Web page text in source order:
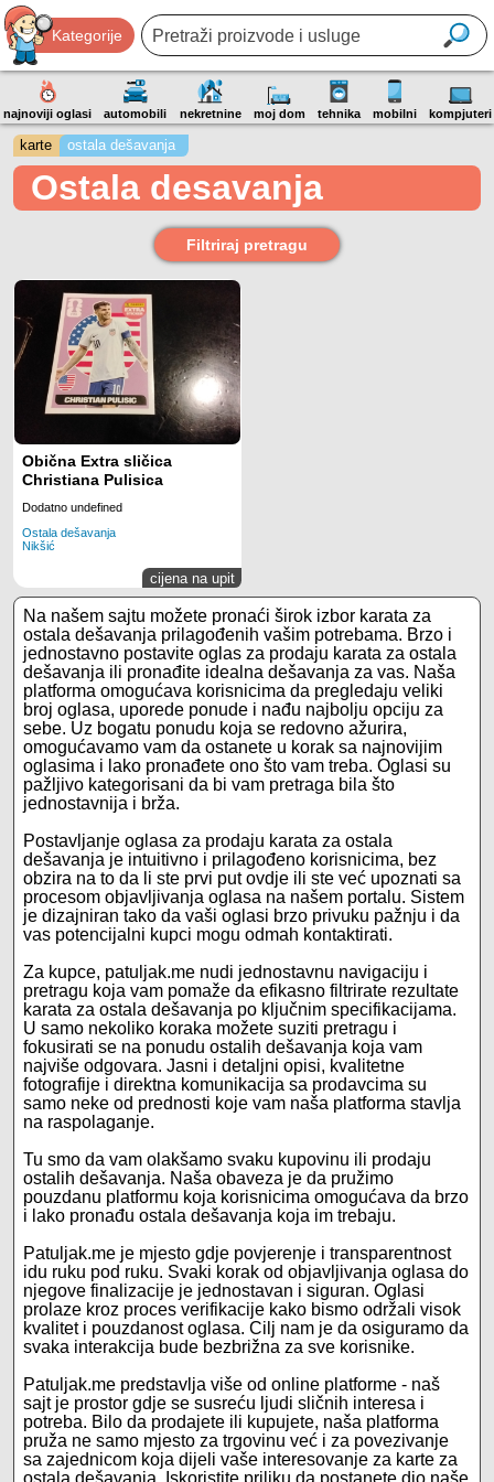
Kategorije
najnoviji oglasi automobili nekretnine moj dom tehnika mobilni kompjuteri
karte ostala dešavanja
Ostala desavanja
Filtriraj pretragu
Obična Extra sličica
Christiana Pulisica
Dodatno undefined
Ostala dešavanja
Nikšić
cijena na upit
Na našem sajtu možete pronaći širok izbor karata za
ostala dešavanja prilagođenih vašim potrebama. Brzo i
jednostavno postavite oglas za prodaju karata za ostala
dešavanja ili pronađite idealna dešavanja za vas. Naša
platforma omogućava korisnicima da pregledaju veliki
broj oglasa, uporede ponude i nađu najbolju opciju za
sebe. Uz bogatu ponudu koja se redovno ažurira,
omogućavamo vam da ostanete u korak sa najnovijim
oglasima i lako pronađete ono što vam treba. Oglasi su
pažljivo kategorisani da bi vam pretraga bila što
jednostavnija i brža.
Postavljanje oglasa za prodaju karata za ostala
dešavanja je intuitivno i prilagođeno korisnicima, bez
obzira na to da li ste prvi put ovdje ili ste već upoznati sa
procesom objavljivanja oglasa na našem portalu. Sistem
je dizajniran tako da vaši oglasi brzo privuku pažnju i da
vas potencijalni kupci mogu odmah kontaktirati.
Za kupce, patuljak.me nudi jednostavnu navigaciju i
pretragu koja vam pomaže da efikasno filtrirate rezultate
karata za ostala dešavanja po ključnim specifikacijama.
U samo nekoliko koraka možete suziti pretragu i
fokusirati se na ponudu ostalih dešavanja koja vam
najviše odgovara. Jasni i detaljni opisi, kvalitetne
fotografije i direktna komunikacija sa prodavcima su
samo neke od prednosti koje vam naša platforma stavlja
na raspolaganje.
Tu smo da vam olakšamo svaku kupovinu ili prodaju
ostalih dešavanja. Naša obaveza je da pružimo
pouzdanu platformu koja korisnicima omogućava da brzo
i lako pronađu ostala dešavanja koja im trebaju.
Patuljak.me je mjesto gdje povjerenje i transparentnost
idu ruku pod ruku. Svaki korak od objavljivanja oglasa do
njegove finalizacije je jednostavan i siguran. Oglasi
prolaze kroz proces verifikacije kako bismo održali visok
kvalitet i pouzdanost oglasa. Cilj nam je da osiguramo da
svaka interakcija bude bezbrižna za sve korisnike.
Patuljak.me predstavlja više od online platforme - naš
sajt je prostor gdje se susreću ljudi sličnih interesa i
potreba. Bilo da prodajete ili kupujete, naša platforma
pruža ne samo mjesto za trgovinu već i za povezivanje
sa zajednicom koja dijeli vaše interesovanje za karte za
ostala dešavanja. Iskoristite priliku da postanete dio naše